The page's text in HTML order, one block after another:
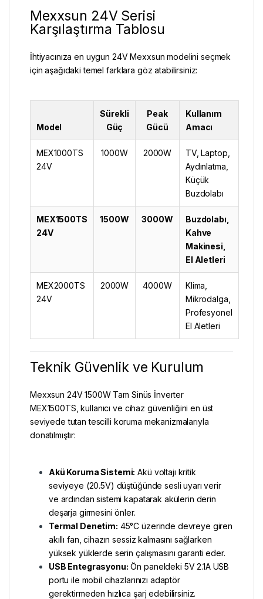
Mexxsun 24V Serisi
Karşılaştırma Tablosu
İhtiyacınıza en uygun 24V Mexxsun modelini seçmek
için aşağıdaki temel farklara göz atabilirsiniz:
Model
Sürekli
Güç
Peak
Gücü
Kullanım
Amacı
MEX1000TS
24V
1000W 2000W
TV, Laptop,
Aydınlatma,
Küçük
Buzdolabı
MEX1500TS
24V
1500W 3000W
Buzdolabı,
Kahve
Makinesi,
El Aletleri
MEX2000TS
24V
2000W 4000W
Klima,
Mikrodalga,
Profesyonel
El Aletleri
Teknik Güvenlik ve Kurulum
Mexxsun 24V 1500W Tam Sinüs İnverter
MEX1500TS, kullanıcı ve cihaz güvenliğini en üst
seviyede tutan tescilli koruma mekanizmalarıyla
donatılmıştır:
Akü Koruma Sistemi: Akü voltajı kritik
seviyeye (20.5V) düştüğünde sesli uyarı verir
ve ardından sistemi kapatarak akülerin derin
deşarja girmesini önler.
Termal Denetim: 45°C üzerinde devreye giren
akıllı fan, cihazın sessiz kalmasını sağlarken
yüksek yüklerde serin çalışmasını garanti eder.
USB Entegrasyonu: Ön paneldeki 5V 2.1A USB
portu ile mobil cihazlarınızı adaptör
gerektirmeden hızlıca şarj edebilirsiniz.